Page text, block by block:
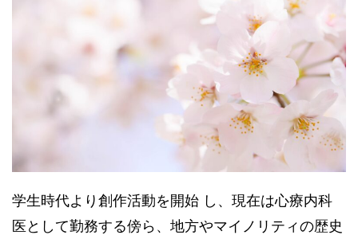
学生時代より創作活動を開始 し、現在は心療内科
医として勤務する傍ら、地方やマイノリティの歴史